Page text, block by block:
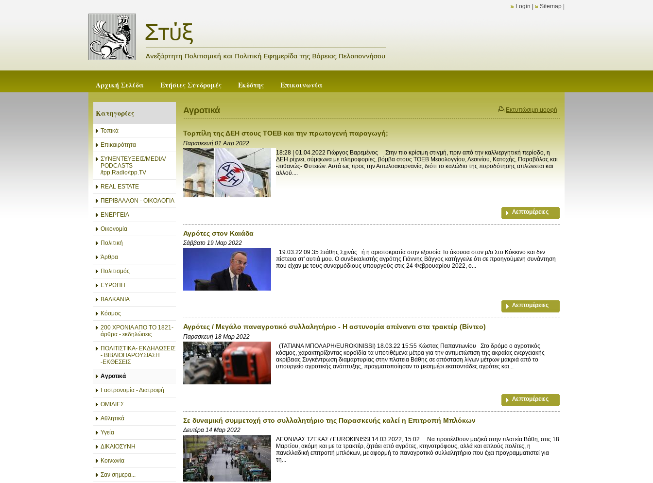
Login Sitemap
Αρχική Σελίδα Ετήσιες Συνδρομές Εκδότης Επικοινωνία
Κατηγορίες
Τοπικά
Επικαιρότητα
ΣΥΝΕΝΤΕΥΞΕΙΣ/MEDIA/
PODCASTS
/tpp.Radio/tpp.TV
REAL ESTATE
ΠΕΡΙΒΑΛΛΟΝ - ΟΙΚΟΛΟΓΙΑ
ΕΝΕΡΓΕΙΑ
Οικονομία
Πολιτική
Άρθρα
Πολιτισμός
ΕΥΡΩΠΗ
ΒΑΛΚΑΝΙΑ
Κόσμος
200 ΧΡΟΝΙΑ ΑΠΟ ΤΟ 1821-
άρθρα - εκδηλώσεις
ΠΟΛΙΤΙΣΤΙΚΑ- ΕΚΔΗΛΩΣΕΙΣ
- ΒΙΒΛΙΟΠΑΡΟΥΣΙΑΣΗ
-ΕΚΘΕΣΕΙΣ
Αγροτικά
Γαστρονομία - Διατροφή
ΟΜΙΛΙΕΣ
Αθλητικά
Υγεία
ΔΙΚΑΙΟΣΥΝΗ
Κοινωνία
Σαν σημερα...
Εκτυπώσιμη μορφή
Αγροτικά
Τορπίλη της ΔΕΗ στους ΤΟΕΒ και την πρωτογενή παραγωγή;
Παρασκευή 01 Απρ 2022
18:28 | 01.04.2022 Γιώργος Βαρεμένος Στην πιο κρίσιμη στιγμή, πριν από την καλλιεργητική περίοδο, η
ΔΕΗ ρίχνει, σύμφωνα με πληροφορίες, βόμβα στους ΤΟΕΒ Μεσολογγίου, Λεσινίου, Κατοχής, Παραβόλας και
-πιθανώς- Φυτειών. Αυτά ως προς την Αιτωλοακαρνανία, διότι το καλώδιο της πυροδότησης απλώνεται και
αλλού....
Λεπτομέρειες
Αγρότες στον Καιάδα
Σάββατο 19 Μαρ 2022
19.03.22 09:35 Στάθης Σχινάς ή η αριστοκρατία στην εξουσία Το άκουσα στον ρ/σ Στο Κόκκινο και δεν
πίστευα στ' αυτιά μου. Ο συνδικαλιστής αγρότης Γιάννης Βάγγος κατήγγειλε ότι σε προηγούμενη συνάντηση
που είχαν με τους συναρμόδιους υπουργούς στις 24 Φεβρουαρίου 2022, ο...
Λεπτομέρειες
Αγρότες / Μεγάλο παναγροτικό συλλαλητήριο - Η αστυνομία απέναντι στα τρακτέρ (Βίντεο)
Παρασκευή 18 Μαρ 2022
(ΤΑΤΙΑΝΑ ΜΠΟΛΑΡΗ/EUROKINISSI) 18.03.22 15:55 Κώστας Παπαντωνίου Στο δρόμο ο αγροτικός
κόσμος, χαρακτηρίζοντας κοροϊδία τα υποτιθέμενα μέτρα για την αντιμετώπιση της ακραίας ενεργειακής
ακρίβειας Συγκέντρωση διαμαρτυρίας στην πλατεία Βάθης σε απόσταση λίγων μέτρων μακριά από το
υπουργείο αγροτικής ανάπτυξης, πραγματοποίησαν το μεσημέρι εκατοντάδες αγρότες και...
Λεπτομέρειες
Σε δυναμική συμμετοχή στο συλλαλητήριο της Παρασκευής καλεί η Επιτροπή Μπλόκων
Δευτέρα 14 Μαρ 2022
ΛΕΩΝΙΔΑΣ ΤΖΕΚΑΣ / EUROKINISSI 14.03.2022, 15:02 Να προσέλθουν μαζικά στην πλατεία Βάθη, στις 18
Μαρτίου, ακόμη και με τα τρακτέρ, ζητάει από αγρότες, κτηνοτρόφους, αλλά και απλούς πολίτες, η
πανελλαδική επιτροπή μπλόκων, με αφορμή το παναγροτικό συλλαλητήριο που έχει προγραμματιστεί για
τη...